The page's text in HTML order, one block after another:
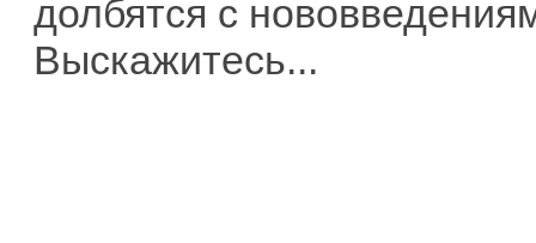
долбятся с
Выскажитесь...